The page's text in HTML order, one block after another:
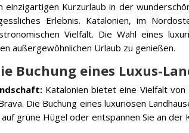
einzigartigen Kurzurlaub in der
Erlebnis. Katalonien, im
Vielfalt. Die Wahl eines
außergewöhnlichen Urlaub zu genießen.
Buchung eines Luxus-
Katalonien bietet eine Vielfalt von
Die Buchung eines luxuriösen
grüne Hügel oder entspannen Sie an